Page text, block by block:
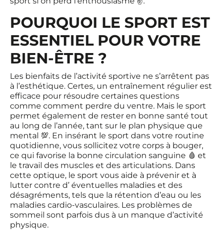
POURQUOI LE SPORT EST
ESSENTIEL POUR VOTRE
BIEN-ÊTRE ?
Les bienfaits de l’activité sportive ne s’arrêtent pas
à l’esthétique. Certes, un entraînement régulier est
efficace pour résoudre certaines questions
comme comment perdre du ventre. Mais le sport
permet également de rester en bonne santé tout
au long de l’année, tant sur le plan physique que
mental 💯. En insérant le sport dans votre routine
quotidienne, vous sollicitez votre corps à bouger,
ce qui favorise la bonne circulation sanguine 🩸 et
le travail des muscles et des articulations. Dans
cette optique, le sport vous aide à prévenir et à
lutter contre d’ éventuelles maladies et des
désagréments, tels que la rétention d’eau ou les
maladies cardio-vasculaires. Les problèmes de
sommeil sont parfois dus à un manque d’activité
physique.